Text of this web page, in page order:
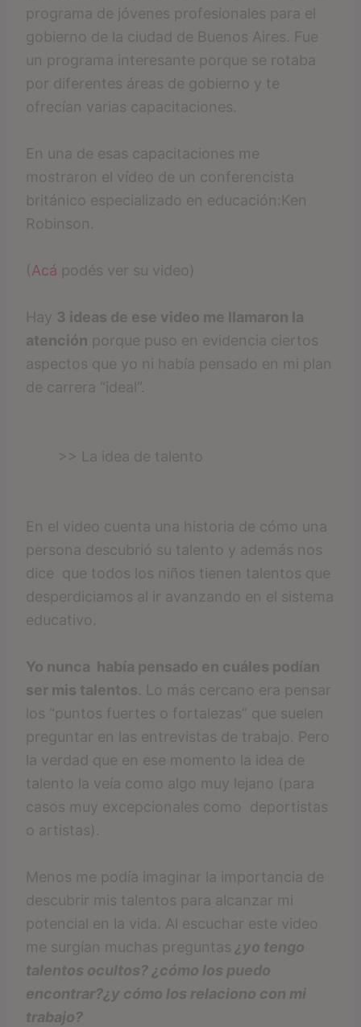
programa de jóvenes profesionales para el
gobierno de la ciudad de Buenos Aires. Fue
un programa interesante porque se rotaba
por diferentes áreas de gobierno y te
ofrecían varias capacitaciones.
En una de esas capacitaciones me
mostraron el vídeo de un conferencista
británico especializado en educación:Ken
Robinson.
(Acá podés ver su video)
Hay 3 ideas de ese video me llamaron la
atención porque puso en evidencia ciertos
aspectos que yo ni había pensado en mi plan
de carrera “ideal”.
>> La idea de talento
En el video cuenta una historia de cómo una
persona descubrió su talento y además nos
dice que todos los niños tienen talentos que
desperdiciamos al ir avanzando en el sistema
educativo.
Yo nunca había pensado en cuáles podían
ser mis talentos. Lo más cercano era pensar
los “puntos fuertes o fortalezas” que suelen
preguntar en las entrevistas de trabajo. Pero
la verdad que en ese momento la idea de
talento la veía como algo muy lejano (para
casos muy excepcionales como deportistas
o artistas).
Menos me podía imaginar la importancia de
descubrir mis talentos para alcanzar mi
potencial en la vida. Al escuchar este video
me surgían muchas preguntas ¿yo tengo
talentos ocultos? ¿cómo los puedo
encontrar?¿y cómo los relaciono con mi
trabajo?